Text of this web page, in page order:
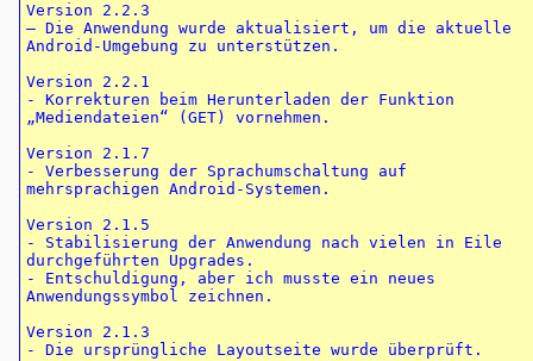
Version 2.2.3
– Die Anwendung wurde aktualisiert, um die aktuelle
Android-Umgebung zu unterstützen.
Version 2.2.1
- Korrekturen beim Herunterladen der Funktion
„Mediendateien“ (GET) vornehmen.
Version 2.1.7
- Verbesserung der Sprachumschaltung auf
mehrsprachigen Android-Systemen.
Version 2.1.5
- Stabilisierung der Anwendung nach vielen in Eile
durchgeführten Upgrades.
- Entschuldigung, aber ich musste ein neues
Anwendungssymbol zeichnen.
Version 2.1.3
- Die ursprüngliche Layoutseite wurde überprüft.